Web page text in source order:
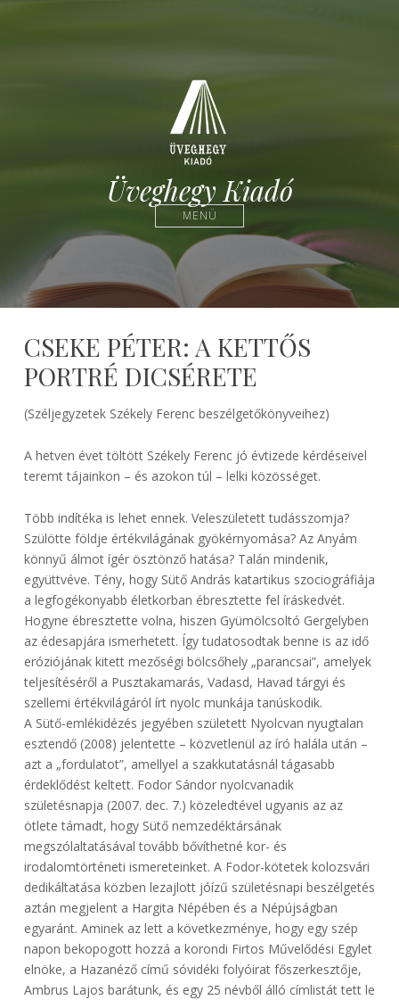
Üveghegy Kiadó
MENÜ
CSEKE PÉTER: A KETTŐS
PORTRÉ DICSÉRETE
(Széljegyzetek Székely Ferenc beszélgetőkönyveihez)
A hetven évet töltött Székely Ferenc jó évtizede kérdéseivel
teremt tájainkon – és azokon túl – lelki közösséget.
Több indítéka is lehet ennek. Veleszületett tudásszomja?
Szülötte földje értékvilágának gyökérnyomása? Az Anyám
könnyű álmot ígér ösztönző hatása? Talán mindenik,
együttvéve. Tény, hogy Sütő András katartikus szociográfiája
a legfogékonyabb életkorban ébresztette fel íráskedvét.
Hogyne ébresztette volna, hiszen Gyümölcsoltó Gergelyben
az édesapjára ismerhetett. Így tudatosodtak benne is az idő
eróziójának kitett mezőségi bölcsőhely „parancsai”, amelyek
teljesítéséről a Pusztakamarás, Vadasd, Havad tárgyi és
szellemi értékvilágáról írt nyolc munkája tanúskodik.
A Sütő-emlékidézés jegyében született Nyolcvan nyugtalan
esztendő (2008) jelentette – közvetlenül az író halála után –
azt a „fordulatot”, amellyel a szakkutatásnál tágasabb
érdeklődést keltett. Fodor Sándor nyolcvanadik
születésnapja (2007. dec. 7.) közeledtével ugyanis az az
ötlete támadt, hogy Sütő nemzedéktársának
megszólaltatásával tovább bővíthetné kor- és
irodalomtörténeti ismereteinket. A Fodor-kötetek kolozsvári
dedikáltatása közben lezajlott jóízű születésnapi beszélgetés
aztán megjelent a Hargita Népében és a Népújságban
egyaránt. Aminek az lett a következménye, hogy egy szép
napon bekopogott hozzá a korondi Firtos Művelődési Egylet
elnöke, a Hazanéző című sóvidéki folyóirat főszerkesztője,
Ambrus Lajos barátunk, és egy 25 névből álló címlistát tett le